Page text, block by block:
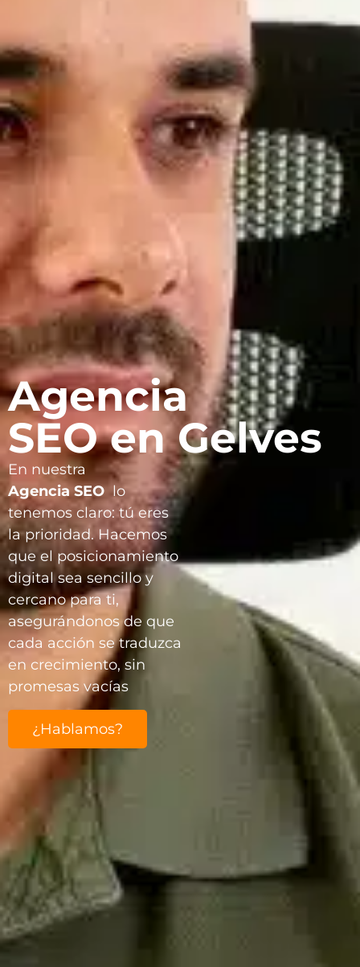
Agencia
SEO en Gelves
En nuestra
Agencia SEO lo
tenemos claro: tú eres
la prioridad. Hacemos
que el posicionamiento
digital sea sencillo y
cercano para ti,
asegurándonos de que
cada acción se traduzca
en crecimiento, sin
promesas vacías
¿Hablamos?